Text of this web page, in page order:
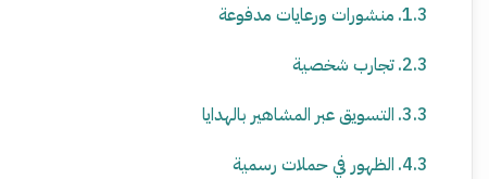
منشورات ورعايات مدفوعة
تجارب شخصية
التسويق عبر المشاهير بالهدايا
الظهور في حملات رسمية